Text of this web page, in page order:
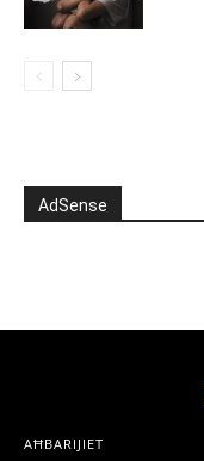
AdSense
AĦBARIJIET